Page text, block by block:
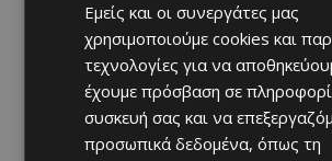
Εμείς και οι συνεργάτες μας
χρησιμοποιούμε cookies και
τεχνολογίες για να
έχουμε πρόσβαση σε
συσκευή σας και να
προσωπικά δεδομένα, όπως τη